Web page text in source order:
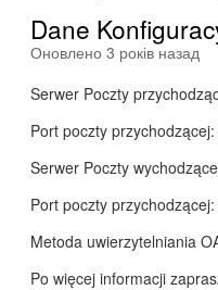
Dane
Оновлено 3 років назад
Serwer Poczty
Port poczty
Serwer Poczty
Port poczty
Metoda uwierzytelniania
Po więcej informacji